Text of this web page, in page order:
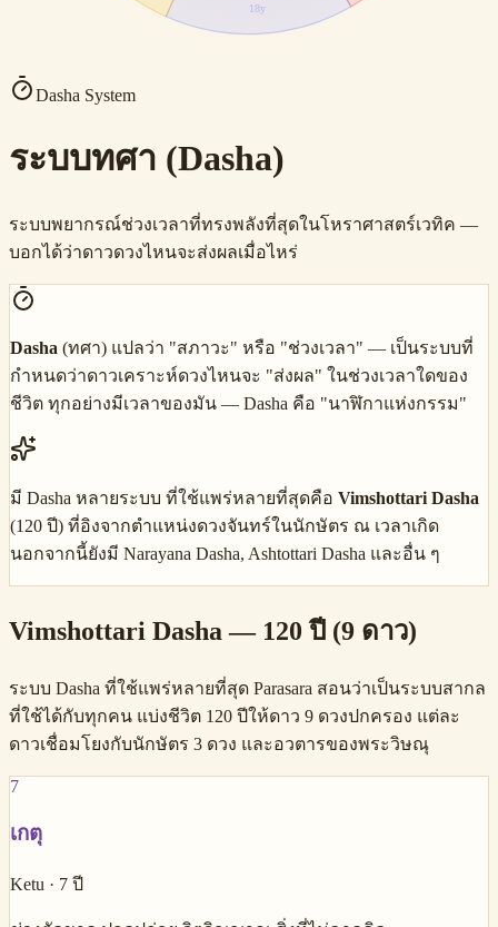
18y
Dasha System
ระบบทศา (Dasha)
ระบบพยากรณ์ช่วงเวลาที่ทรงพลังที่สุดในโหราศาสตร์เวทิค —
บอกได้ว่าดาวดวงไหนจะส่งผลเมื่อไหร่
Dasha (ทศา) แปลว่า "สภาวะ" หรือ "ช่วงเวลา" — เป็นระบบที่
กำหนดว่าดาวเคราะห์ดวงไหนจะ "ส่งผล" ในช่วงเวลาใดของ
ชีวิต ทุกอย่างมีเวลาของมัน — Dasha คือ "นาฬิกาแห่งกรรม"
มี Dasha หลายระบบ ที่ใช้แพร่หลายที่สุดคือ Vimshottari Dasha
(120 ปี) ที่อิงจากตำแหน่งดวงจันทร์ในนักษัตร ณ เวลาเกิด
นอกจากนี้ยังมี Narayana Dasha, Ashtottari Dasha และอื่น ๆ
Vimshottari Dasha — 120 ปี (9 ดาว)
ระบบ Dasha ที่ใช้แพร่หลายที่สุด Parasara สอนว่าเป็นระบบสากล
ที่ใช้ได้กับทุกคน แบ่งชีวิต 120 ปีให้ดาว 9 ดวงปกครอง แต่ละ
ดาวเชื่อมโยงกับนักษัตร 3 ดวง และอวตารของพระวิษณุ
7
เกตุ
Ketu · 7 ปี